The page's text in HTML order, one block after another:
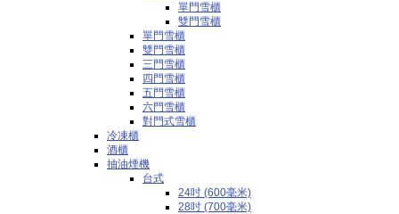
單門雪櫃
雙門雪櫃
單門雪櫃
雙門雪櫃
三門雪櫃
四門雪櫃
五門雪櫃
六門雪櫃
對門式雪櫃
冷凍櫃
酒櫃
抽油煙機
台式
24吋 (600毫米)
28吋 (700毫米)